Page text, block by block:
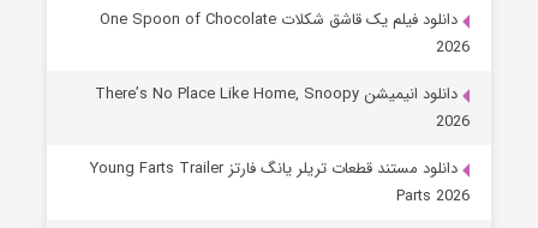
دانلود فیلم یک قاشق شکلات One Spoon of Chocolate
2026
دانلود انیمیشن There’s No Place Like Home, Snoopy
2026
دانلود مستند قطعات تریلر یانگ فارتز Young Farts Trailer
Parts 2026